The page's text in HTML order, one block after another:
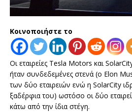
Κοινοποιήστε το
Οι εταιρείες Tesla Motors και
ήταν συνδεδεμένες στενά (ο Elon
των δύο εταιρειών ενώ η SolarCity
ξαδέρφια του) ωστόσο οι δύο
κάτω από την ίδια στέγη.